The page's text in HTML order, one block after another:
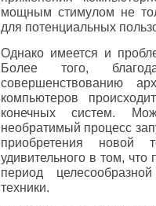
мощным стимулом не
для потенциальных
Однако имеется и
Более того,
совершенствованию
компьютеров
конечных систем.
необратимый процесс
приобретения новой
удивительного в том, что
период
техники.